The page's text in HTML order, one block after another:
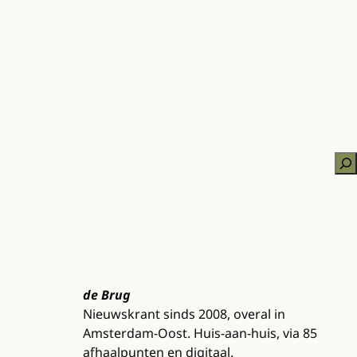
de Brug
Nieuwskrant sinds 2008, overal in
Amsterdam-Oost. Huis-aan-huis, via 85
afhaalpunten en digitaal.